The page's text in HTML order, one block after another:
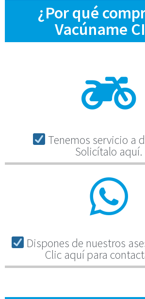
¿Por qué
Vacúname
Tenemos servicio a
Solicítalo aquí.
Dispones de nuestros
Clic aquí para